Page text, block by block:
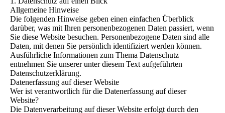
Allgemeine Hinweise
Die folgenden Hinweise geben einen einfachen Überblick
darüber, was mit Ihren personenbezogenen Daten passiert, wenn
Sie diese Website besuchen. Personenbezogene Daten sind alle
Daten, mit denen Sie persönlich identifiziert werden können.
Ausführliche Informationen zum Thema Datenschutz
entnehmen Sie unserer unter diesem Text aufgeführten
Datenschutzerklärung.
Datenerfassung auf dieser Website
Wer ist verantwortlich für die Datenerfassung auf dieser
Website?
Die Datenverarbeitung auf dieser Website erfolgt durch den